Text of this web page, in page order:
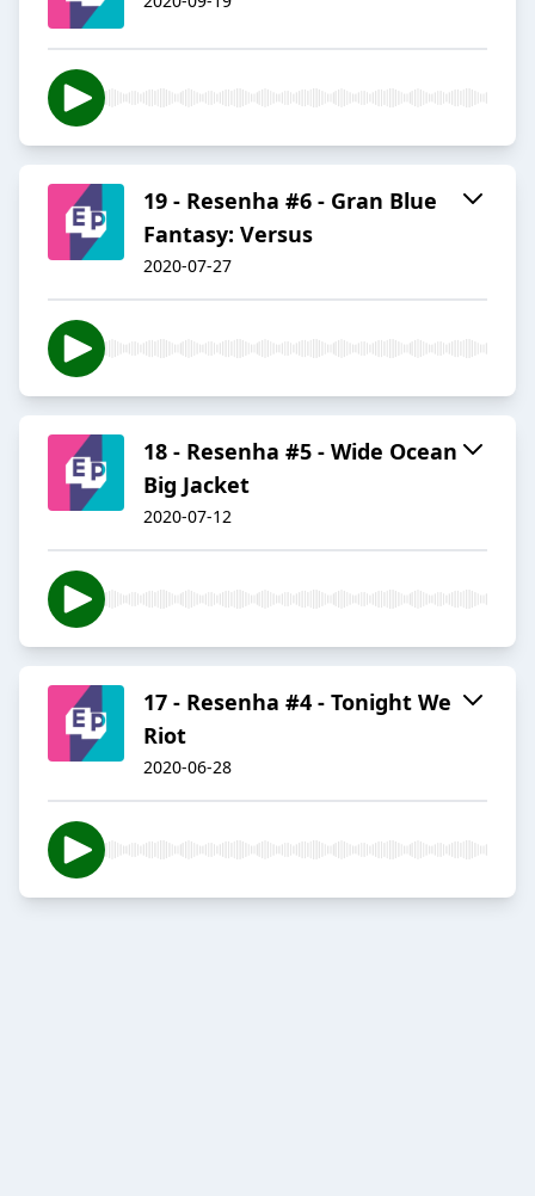
19 - Resenha #6 - Gran Blue
Fantasy: Versus
2020-07-27
18 - Resenha #5 - Wide Ocean
Big Jacket
2020-07-12
17 - Resenha #4 - Tonight We
Riot
2020-06-28